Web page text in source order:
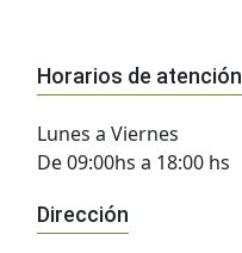
Horarios de atención
Lunes a Viernes
De 09:00hs a 18:00 hs
Dirección